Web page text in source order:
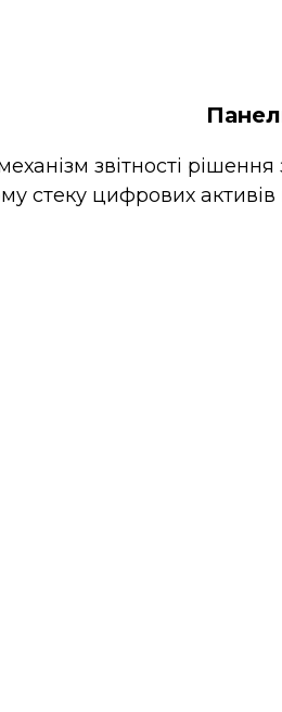
звітності
стеку цифрових